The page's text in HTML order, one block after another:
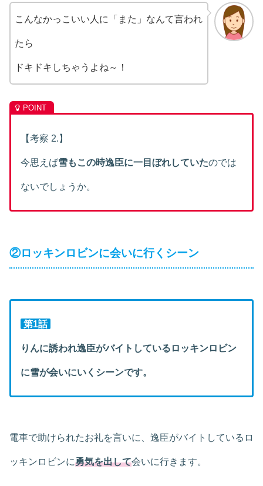
こんなかっこいい人に「また」なんて言われ
たら
ドキドキしちゃうよね～！
【考察 2.】
今思えば雪もこの時逸臣に一目ぼれしていたのでは
ないでしょうか。
②ロッキンロビンに会いに行くシーン
第1話
りんに誘われ逸臣がバイトしているロッキンロビン
に雪が会いにいくシーンです。
電車で助けられたお礼を言いに、逸臣がバイトしているロ
ッキンロビンに勇気を出して会いに行きます。